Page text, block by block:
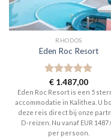
RHODOS
Eden Roc Resort
Gewaardeerd
5uit 5
€ 1.487,00
Eden Roc Resort is een 5
accommodatie in Kalithea. U
deze reis direct bij onze
D-reizen. Nu vanaf EUR
per persoon.